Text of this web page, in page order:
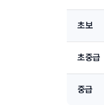
초보
초중급
중급